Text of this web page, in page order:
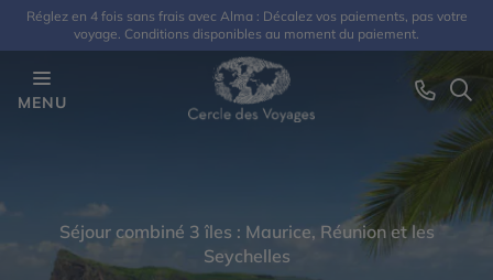
Réglez en 4 fois sans frais avec Alma : Décalez vos paiements, pas votre
voyage. Conditions disponibles au moment du paiement.
MENU
Séjour combiné 3 îles : Maurice, Réunion et les
Seychelles